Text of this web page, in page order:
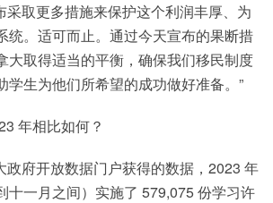
采取更多措施来保护这个利润丰厚、为
统。适可而止。通过今天宣布的果断措
大取得适当的平衡，确保我们移民制度
学生为他们所希望的成功做好准备。”
年相比如何？
政府开放数据门户获得的数据，2023 年
十一月之间）实施了 579,075 份学习许